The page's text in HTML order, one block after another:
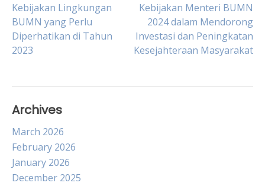
Post
navigation
Kebijakan Lingkungan
BUMN yang Perlu
Diperhatikan di Tahun
2023
Kebijakan Menteri BUMN
2024 dalam Mendorong
Investasi dan Peningkatan
Kesejahteraan Masyarakat
Archives
March 2026
February 2026
January 2026
December 2025